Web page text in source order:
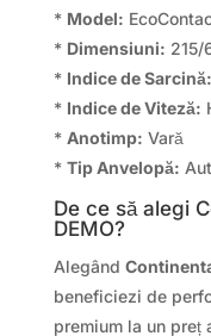
* Model:
* Dimensiuni: 215/
* Indice de Sarcină:
* Indice de Viteză:
* Anotimp: Vară
* Tip Anvelopă:
De ce să alegi
DEMO?
Alegând
beneficiezi de
premium la un preț